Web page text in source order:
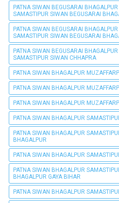
PATNA SIWAN BEGUSARAI
SAMASTIPUR SIWAN BEGUSARAI
PATNA SIWAN BEGUSARAI
SAMASTIPUR SIWAN BEGUSARAI
PATNA SIWAN BEGUSARAI
SAMASTIPUR SIWAN CHHAPRA
PATNA SIWAN BHAGALPUR
PATNA SIWAN BHAGALPUR
PATNA SIWAN BHAGALPUR
PATNA SIWAN BHAGALPUR
PATNA SIWAN BHAGALPUR
BHAGALPUR
PATNA SIWAN BHAGALPUR
PATNA SIWAN BHAGALPUR
BHAGALPUR GAYA BIHAR
PATNA SIWAN BHAGALPUR